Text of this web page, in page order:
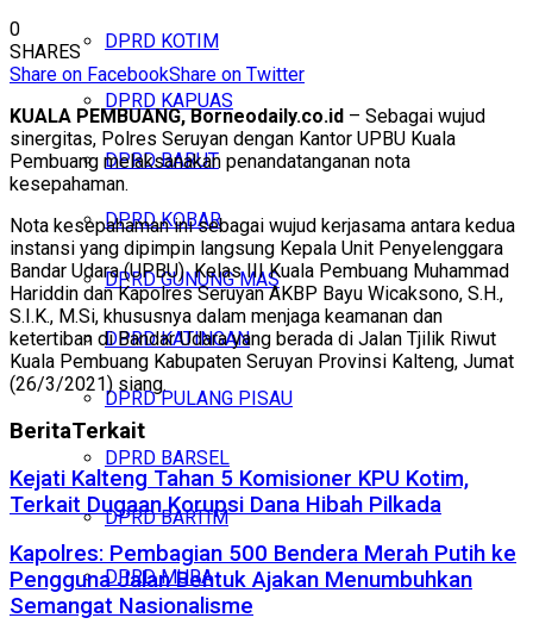
DPRD KOTIM
DPRD KAPUAS
DPRD BARUT
DPRD KOBAR
DPRD GUNUNG MAS
DPRD KATINGAN
DPRD PULANG PISAU
DPRD BARSEL
DPRD BARTIM
DPRD MURA
0
SHARES
Share on FacebookShare on Twitter
KUALA PEMBUANG, Borneodaily.co.id – Sebagai wujud
sinergitas, Polres Seruyan dengan Kantor UPBU Kuala
Pembuang melaksanakan penandatanganan nota
kesepahaman.
Nota kesepahaman ini sebagai wujud kerjasama antara kedua
instansi yang dipimpin langsung Kepala Unit Penyelenggara
Bandar Udara (UPBU) Kelas III Kuala Pembuang Muhammad
Hariddin dan Kapolres Seruyan AKBP Bayu Wicaksono, S.H.,
S.I.K., M.Si, khususnya dalam menjaga keamanan dan
ketertiban di Bandar Udara yang berada di Jalan Tjilik Riwut
Kuala Pembuang Kabupaten Seruyan Provinsi Kalteng, Jumat
(26/3/2021) siang.
BeritaTerkait
Kejati Kalteng Tahan 5 Komisioner KPU Kotim,
Terkait Dugaan Korupsi Dana Hibah Pilkada
Kapolres: Pembagian 500 Bendera Merah Putih ke
Pengguna Jalan Bentuk Ajakan Menumbuhkan
Semangat Nasionalisme